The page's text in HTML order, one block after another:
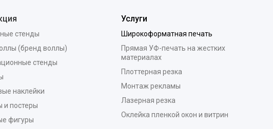
стенды
(бренд воллы)
стенды
наклейки
и постеры
фигуры
Услуги
Широкоформатная печать
Прямая УФ-печать на жестких
материалах
Плоттерная резка
Монтаж рекламы
Лазерная резка
Оклейка пленкой окон и витрин